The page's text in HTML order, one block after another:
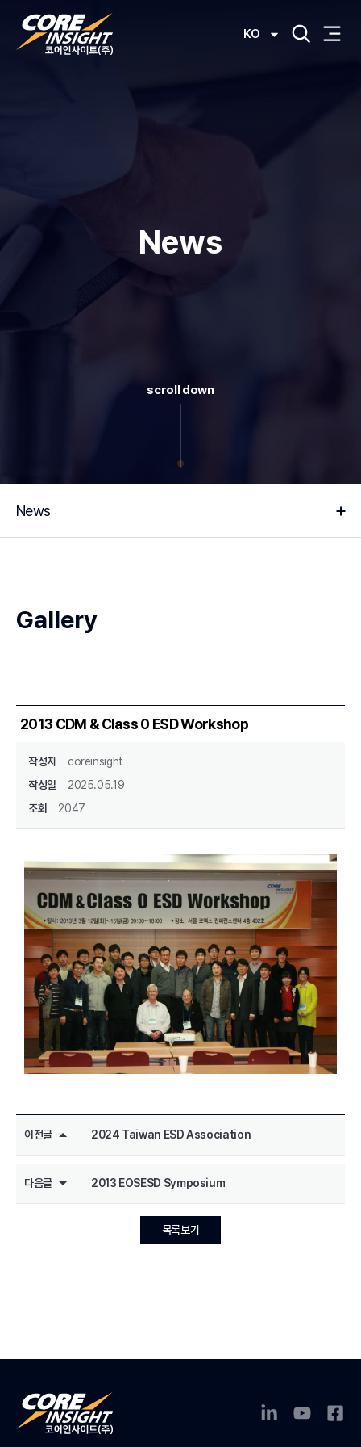
KO
News
scroll down
News
Gallery
2013 CDM & Class 0 ESD Workshop
작성자
coreinsight
작성일
2025.05.19
조회
2047
이전글 2024 Taiwan ESD Association
다음글 2013 EOSESD Symposium
목록보기